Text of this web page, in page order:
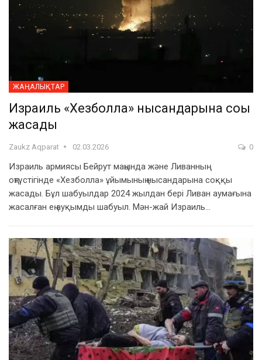
ЖАҢАЛЫҚТАР
Израиль «Хезболла» нысандарына соққы
жасады
Zaukz Aqparat 02.03.2026 0
Израиль армиясы Бейрут маңында және Ливанның
оңтүстігінде «Хезболла» ұйымының нысандарына соққы
жасады. Бұл шабуылдар 2024 жылдан бері Ливан аумағына
жасалған ең ауқымды шабуыл. Мән-жай Израиль…